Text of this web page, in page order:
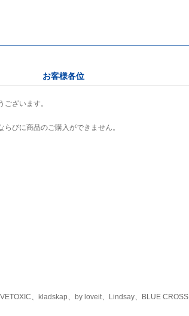
お客様各位
ざいます。
びに商品のご購入ができません。
、kladskap、by loveit、Lindsay、BLUE CROSS